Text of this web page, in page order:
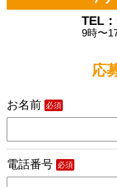
TEL
9時〜
応
お名前 必須
電話番号 必須